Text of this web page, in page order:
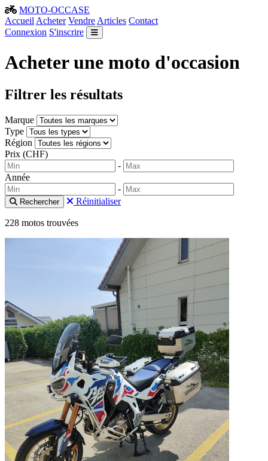
MOTO-OCCASE
Accueil Acheter Vendre Articles Contact
Connexion S'inscrire
Acheter une moto d'occasion
Filtrer les résultats
Marque
Type
Région
Prix (CHF)
-
Année
-
Rechercher Réinitialiser
228 motos trouvées